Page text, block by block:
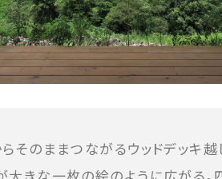
そのままつながるウッドデッキ越